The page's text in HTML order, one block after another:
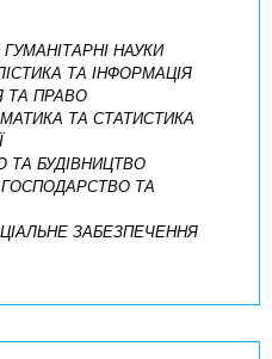
НАУКИ
ТА ІНФОРМАЦІЯ
ТА ПРАВО
ТА СТАТИСТИКА
ТА БУДІВНИЦТВО
ГОСПОДАРСТВО ТА
ЗАБЕЗПЕЧЕННЯ